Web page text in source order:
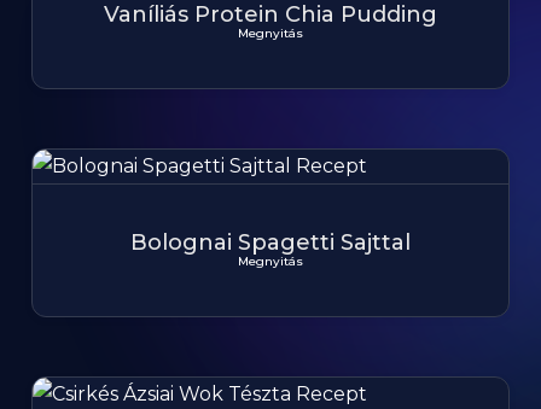
Vaníliás Protein Chia Pudding
Megnyitás
Bolognai Spagetti Sajttal
Megnyitás